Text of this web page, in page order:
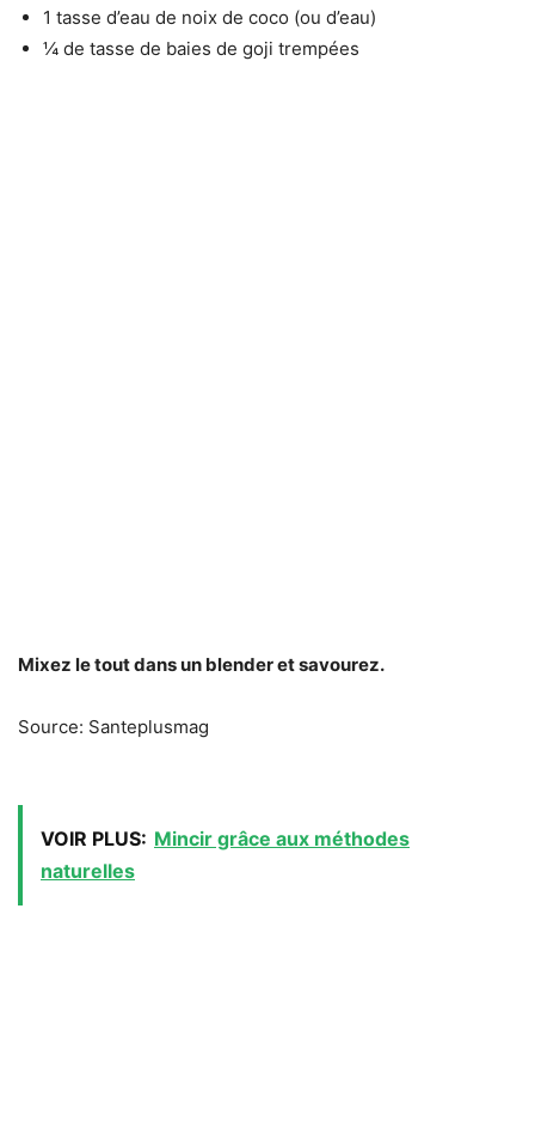
1 tasse d’eau de noix de coco (ou d’eau)
¼ de tasse de baies de goji trempées
Mixez le tout dans un blender et savourez.
Source: Santeplusmag
VOIR PLUS: Mincir grâce aux méthodes
naturelles